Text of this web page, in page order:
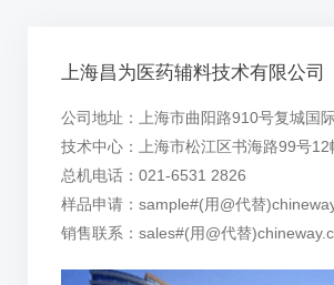
上海昌为医药辅料技术有限公司
公司地址：上海市曲阳路910号复城国
技术中心：上海市松江区书海路99号12
总机电话：021-6531 2826
样品申请：sample#(用@代替
销售联系：sales#(用@代替